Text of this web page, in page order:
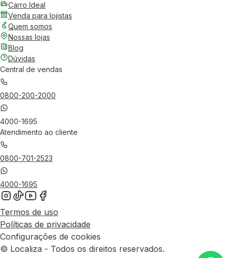
Carro Ideal
Venda para lojistas
Quem somos
Nossas lojas
Blog
Dúvidas
Central de vendas
0800-200-2000
4000-1695
Atendimento ao cliente
0800-701-2523
4000-1695
Termos de uso
Políticas de privacidade
Configurações de cookies
© Localiza - Todos os direitos reservados.